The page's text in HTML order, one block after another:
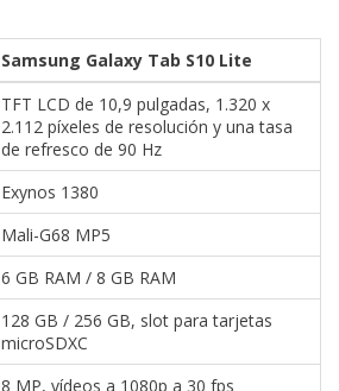
Samsung Galaxy Tab S10 Lite
TFT LCD de 10,9 pulgadas, 1.320 x
2.112 píxeles de resolución y una tasa
de refresco de 90 Hz
Exynos 1380
Mali-G68 MP5
6 GB RAM / 8 GB RAM
128 GB / 256 GB, slot para tarjetas
microSDXC
8 MP, vídeos a 1080p a 30 fps